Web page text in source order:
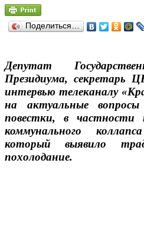
Поделиться…
Депутат
Президиума,
интервью телеканалу
на актуальные вопросы
повестки, в
коммунального
который выявило
похолодание.